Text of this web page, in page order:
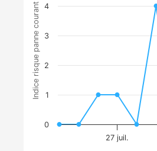
Indice risque panne courant
27 juil.
0
1
2
3
4